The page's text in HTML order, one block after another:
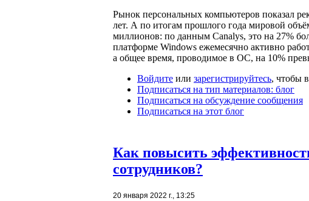
Рынок персональных компьютеров показал
лет. А по итогам прошлого года мировой
миллионов: по данным Canalys, это на 27%
платформе Windows ежемесячно активно
а общее время, проводимое в ОС, на 10%
Войдите или зарегистрируйтесь, чтобы
Подписаться на тип материалов: блог
Подписаться на обсуждение сообщения
Подписаться на этот блог
Как повысить
сотрудников?
20 января 2022 г., 13:25